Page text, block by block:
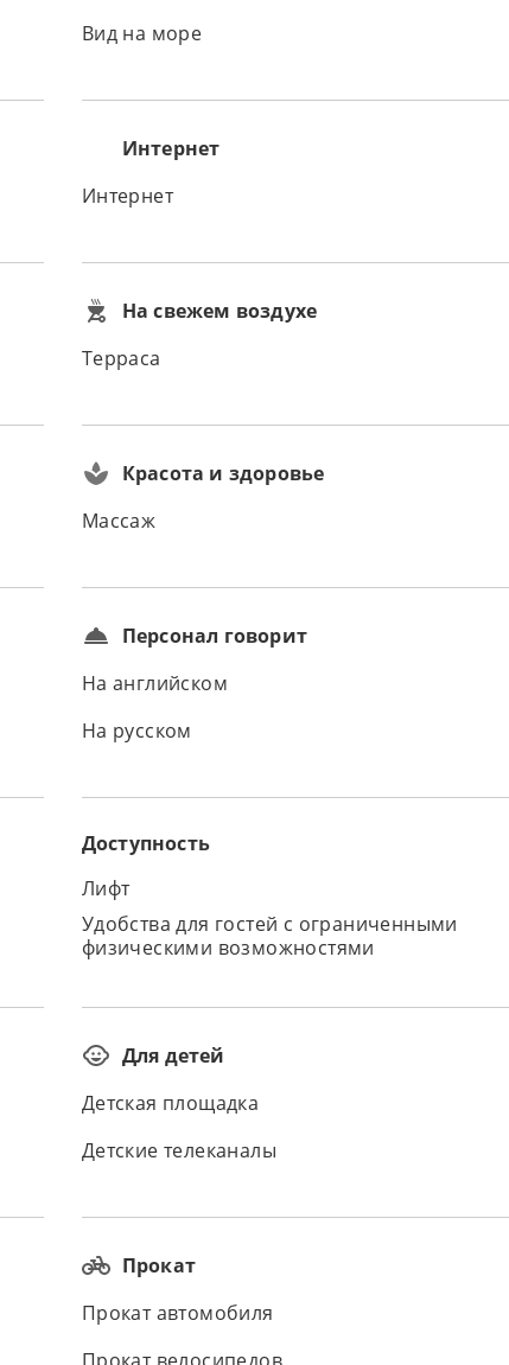
Вид на море
Интернет
Интернет
На свежем воздухе
Терраса
Красота и здоровье
Массаж
Персонал говорит
На английском
На русском
Доступность
Лифт
Удобства для гостей с ограниченными
физическими возможностями
Для детей
Детская площадка
Детские телеканалы
Прокат
Прокат автомобиля